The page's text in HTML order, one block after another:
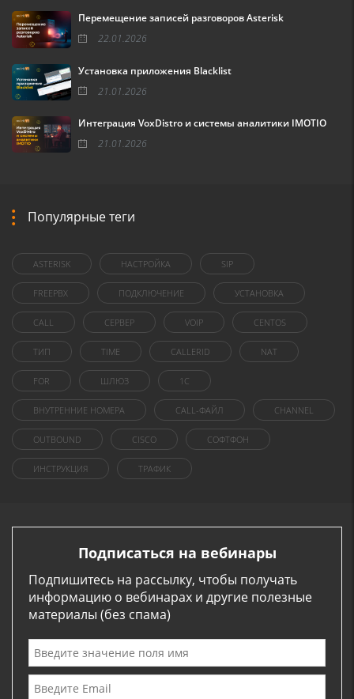
Перемещение записей разговоров Asterisk
22.01.2026
Установка приложения Blacklist
21.01.2026
Интеграция VoxDistro и системы аналитики IMOTIO
21.01.2026
Популярные теги
ASTERISK НАСТРОЙКА SIP
FREEPBX ПОДКЛЮЧЕНИЕ УСТАНОВКА
CALL СЕРВЕР VOIP CENTOS
ТИП TIME CALLERID NAT
FOR ШЛЮЗ 1C
ВНУТРЕННИЕ НОМЕРА CALL-ФАЙЛ CHANNEL
OUTBOUND CISCO СОФТФОН
ИНСТРУКЦИЯ ТРАФИК
Подписаться на вебинары
Подпишитесь на рассылку, чтобы получать
информацию о вебинарах и другие полезные
материалы (без спама)